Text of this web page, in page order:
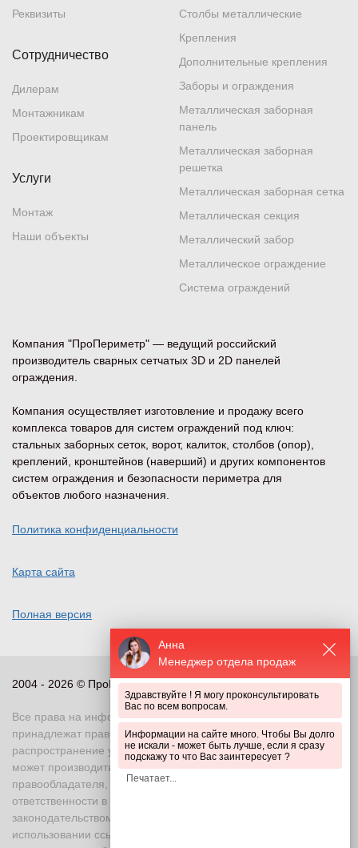
Москва
, г. Домодедово, Московская область,
+7 (495) 845-46-31
Показать на карте
Нижний Новгород
Новочеркасск, ул. Крайняя, 2Д
Пенза, ул. Чаадаева, 36А
Показать на карте
+7 (342) 292-14-05
, проспект 40-летия Победы, 85/4
+7 (863) 320-71-05
Самара, Заводское шоссе, д.1
+7 (846) 212-56-50
Анна
Менеджер отдела продаж
Здравствуйте ! Я могу проконсультировать
Вас по всем вопросам.
Информации на сайте много. Чтобы Вы долго
не искали - может быть лучше, если я сразу
подскажу то что Вас заинтересует ?
Компания "ПроПериметр" — ведущий российский
производитель сварных сетчатых 3D и 2D панелей
ограждения.
Компания осуществляет изготовление и продажу всего
комплекса товаров для систем ограждений под ключ:
стальных заборных сеток, ворот, калиток, столбов (опор),
креплений, кронштейнов (наверший) и других компонентов
систем ограждения и безопасности периметра для
объектов любого назначения.
Политика конфиденциальности
Карта сайта
Полная версия
Реквизиты
Столбы металлические
Крепления
Дополнительные крепления
Заборы и ограждения
Металлическая заборная
панель
Металлическая заборная
решетка
Металлическая заборная сетка
Металлическая секция
Металлический забор
Металлическое ограждение
Система ограждений
Сотрудничество
Дилерам
Монтажникам
Проектировщикам
Услуги
Монтаж
Наши объекты
2004 - 2026 © ПроПериметр, все права защищены
Все права на информационные и иные материалы сайта
принадлежат правообладателю. Воспроизведение или
распространение указанных материалов в любой форме
может производиться только с письменного разрешения
правообладателя, в противном случае возможно применение
ответственности в соответствии с действующим
законодательством Российской Федерации. При
использовании ссылка на правообладателя и источник